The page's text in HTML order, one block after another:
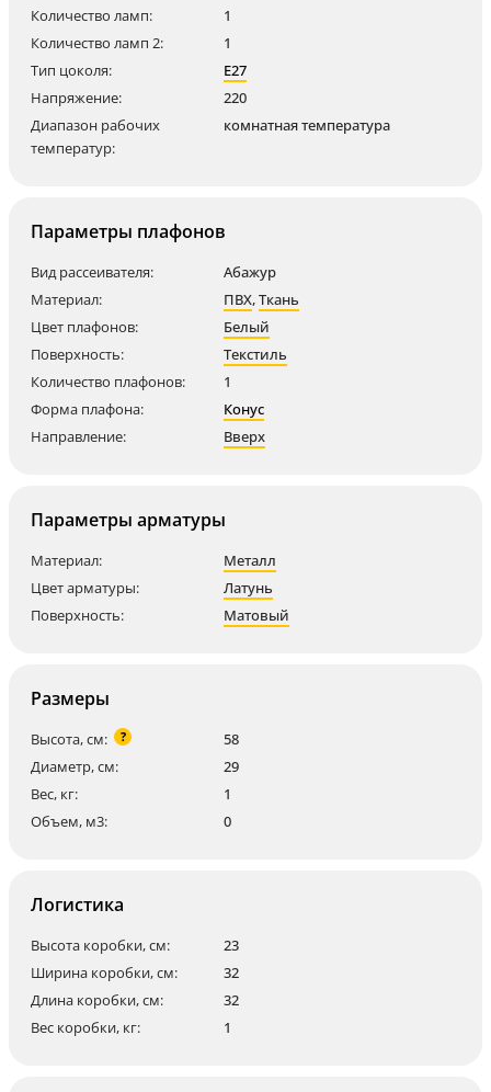
Количество ламп:
1
Количество ламп 2:
1
Тип цоколя:
E27
Напряжение:
220
Диапазон рабочих
температур:
комнатная температура
Параметры плафонов
Вид рассеивателя:
Абажур
Материал:
ПВХ,Ткань
Цвет плафонов:
Белый
Поверхность:
Текстиль
Количество плафонов:
1
Форма плафона:
Конус
Направление:
Вверх
Параметры арматуры
Материал:
Металл
Цвет арматуры:
Латунь
Поверхность:
Матовый
Размеры
Высота, см: ?
58
Диаметр, см:
29
Вес, кг:
1
Объем, м3:
0
Логистика
Высота коробки, см:
23
Ширина коробки, см:
32
Длина коробки, см:
32
Вес коробки, кг:
1